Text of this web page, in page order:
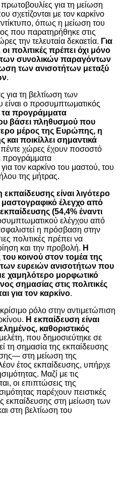
για τη μείωση
σχετίζονται με τον καρκίνο
όπως η μείωση του
που παρατηρήθηκε στις
την τελευταία δεκαετία. Για
πολιτικές πρέπει όχι μόνο
συνολικών παραγόντων
των ανισοτήτων μεταξύ
.
για τη βελτίωση των
είναι ο προσυμπτωματικός
προγράμματα
βάσει πληθυσμού που
μέρος της Ευρώπης, η
ποικίλλει σημαντικά
χώρες έχουν ποσοστό
προγράμματα
τον καρκίνο του μαστού, του
της μήτρας.
εκπαίδευσης είναι λιγότερο
έλεγχο από
(54,4% έναντι
ελέγχου από
η πρόσβαση στην
πολιτικές πρέπει να
και την προβολή. Η
κοινού στον τομέα της
των ευρειών ανισοτήτων που
χαμηλότερο μορφωτικό
σημασίας στις πολιτικές
για τον καρκίνο.
ρόλο στην αντιμετώπιση
Η εκπαίδευση είναι
καθοριστικός
που δημοσιεύτηκε σε
τη σημασία της εκπαίδευσης
στη μείωση της
έτος εκπαίδευσης, υπήρχε
Μαζί με τις
οι επιπτώσεις της
παρέχουν πειστικές
εκπαίδευσης στη μείωση των
στη βελτίωση του